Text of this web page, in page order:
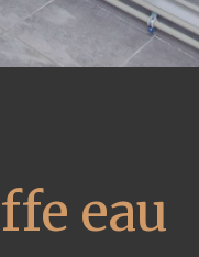
eau